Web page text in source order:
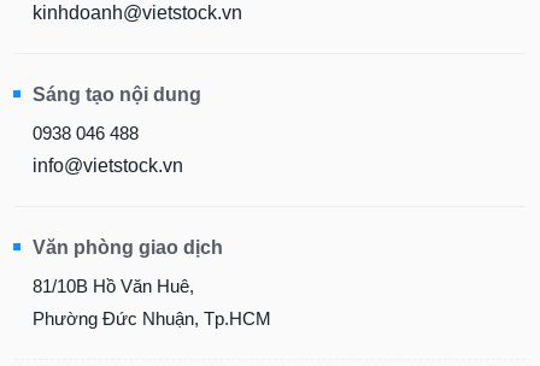
kinhdoanh@vietstock.vn
Sáng tạo nội dung
0938 046 488
info@vietstock.vn
Văn phòng giao dịch
81/10B Hồ Văn Huê,
Phường Đức Nhuận, Tp.HCM